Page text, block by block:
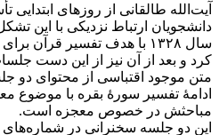
آیت‌الله طالقانی از روزهای
سال ۱۳۲۸ با هدف تفسیر قرآن
کرد و بعد از آن نیز از این دست
متن موجود اقتباسی از محتوای دو
ادامۀ تفسیر سورۀ بقره با موضوع
مباحثش در خصوص معجزه است.